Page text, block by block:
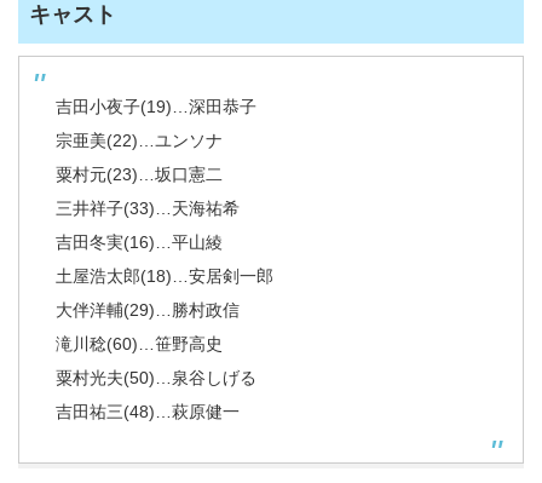
キャスト
吉田小夜子(19)…深田恭子
宗亜美(22)…ユンソナ
粟村元(23)…坂口憲二
三井祥子(33)…天海祐希
吉田冬実(16)…平山綾
土屋浩太郎(18)…安居剣一郎
大伴洋輔(29)…勝村政信
滝川稔(60)…笹野高史
粟村光夫(50)…泉谷しげる
吉田祐三(48)…萩原健一